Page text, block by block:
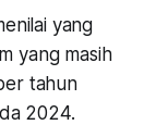
yang
yang masih
tahun
2024.